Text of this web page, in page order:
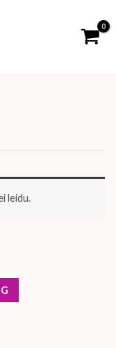
leidu.